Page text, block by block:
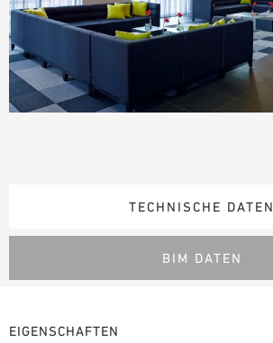
TECHNISCHE DATEN
BIM DATEN
EIGENSCHAFTEN